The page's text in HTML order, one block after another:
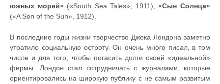
южных морей» («South Sea Tales», 1911),«Сын Солнца»
(«A Son of the Sun», 1912).
В последние годы жизни творчество Джека Лондона заметно
утратило социальную остроту. Он очень много писал, в том
числе и для того, чтобы погасить долги своей «идеальной»
фермы. Лондон стал сотрудничать с журналами, которые
ориентировались на широкую публику с не самым развитым